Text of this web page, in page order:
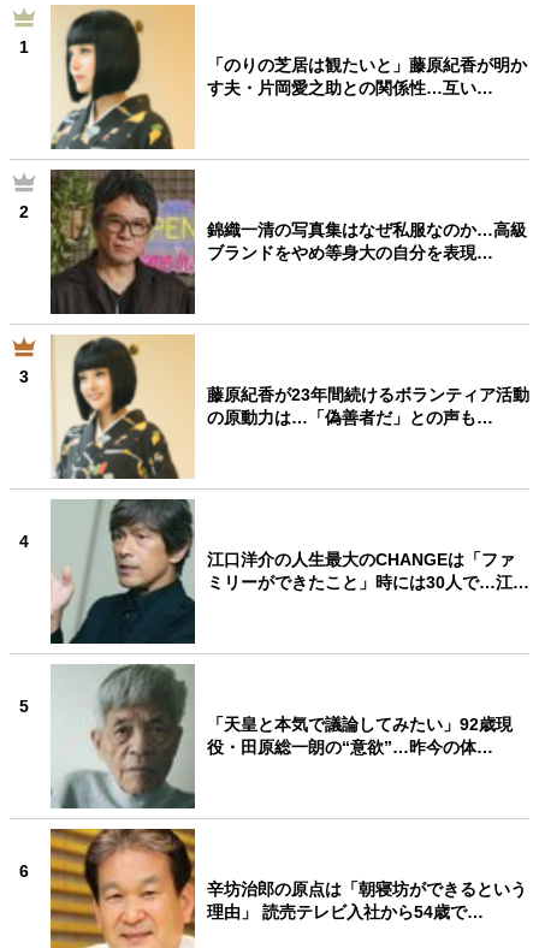
1
「のりの芝居は観たいと」藤原紀香が明か
す夫・片岡愛之助との関係性…互い…
2
錦織一清の写真集はなぜ私服なのか…高級
ブランドをやめ等身大の自分を表現…
3
藤原紀香が23年間続けるボランティア活動
の原動力は…「偽善者だ」との声も…
4
江口洋介の人生最大のCHANGEは「ファ
ミリーができたこと」時には30人で…江…
5
「天皇と本気で議論してみたい」92歳現
役・田原総一朗の“意欲”…昨今の体…
6
辛坊治郎の原点は「朝寝坊ができるという
理由」 読売テレビ入社から54歳で…